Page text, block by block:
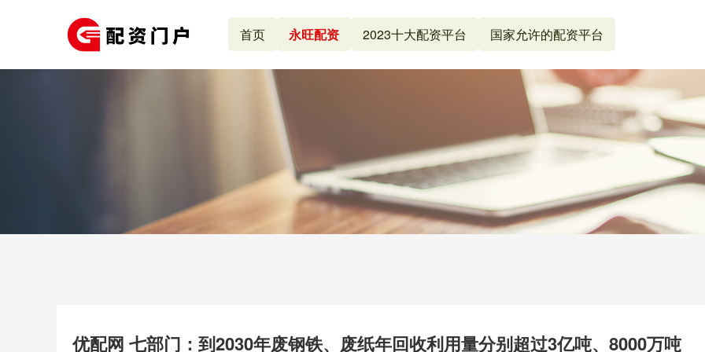
首页 永旺配资 2023十大配资平台 国家允许的配资平台
优配网 七部门：到2030年废钢铁、废纸年回收利用量分别超过3亿吨、8000万吨